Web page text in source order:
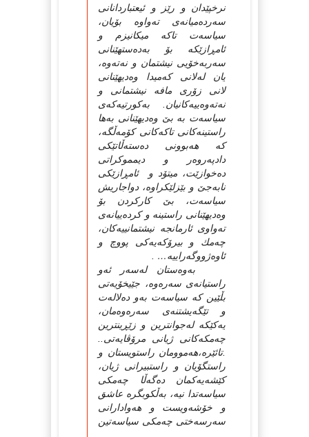
نرخپێدان و رێز و ئیعتباردانانی
سه‌رده‌میانه‌ی ته‌واوه‌ بۆیان،
سیاسه‌ت تاكه‌ میكانیزم و
ئامڕازێكه‌ بۆ به‌ده‌ستهێنانی
سه‌ربه‌خۆیی نیشتمان و نه‌ته‌وه‌،
یان له‌لانی كه‌میدا وه‌دیهێنانی
لانی زۆری مافه‌ نیشتمانی و
نه‌ته‌وه‌ییه‌كانیان. به‌كورتیه‌كه‌ی
سیاسه‌ت به‌ بێ‌ وه‌دیهێنانی به‌ها
راستینه‌كانی تاكه‌كانی كۆمه‌ڵگه‌،
كه‌ هه‌بوونی ده‌سته‌ڵاتێكی
دادپه‌روه‌ر و دیمموكراتی
ده‌خوازێت، میتۆد و ئامڕازێكی
نابه‌جێ‌ و بێزلێكراوه‌، دواجاریش
سیاسه‌ت، بێ‌ كاركردن بۆ
وه‌دیهێنانی راستینه‌ و كرده‌ییانه‌ی
ته‌واوی ئارمانجه‌ نیشتمانییه‌كان،
چه‌مك و بیرۆكه‌یه‌كی پووچ و
ئاوه‌ژووگه‌راییه‌… .
به‌وه‌ستان له‌سه‌ر ئه‌و
راستیانه‌ی سه‌ره‌وه‌، جێیخۆیه‌تی
بڵێین كه‌ سیاسه‌ت به‌و ده‌لاله‌ت
و تێگه‌یشتنه‌ی سه‌ره‌وه‌مان،
یه‌كێكه‌ له‌جوانترین و زێڕینترین
چه‌مكه‌كانی ژیانی مرۆڤایه‌تی..
.تائێره‌،هه‌موومان راستویستان و
راستگۆیان و راستبیرانی ژیان،
كێشه‌یه‌كمان ده‌گه‌ڵا چه‌مكی
سیاسه‌تدا نیه‌، به‌ڵكوبگره‌ عاشق
و خۆشه‌ویست و هه‌وادارانی
سه‌رسه‌ختی چه‌مكی سیاسه‌تین